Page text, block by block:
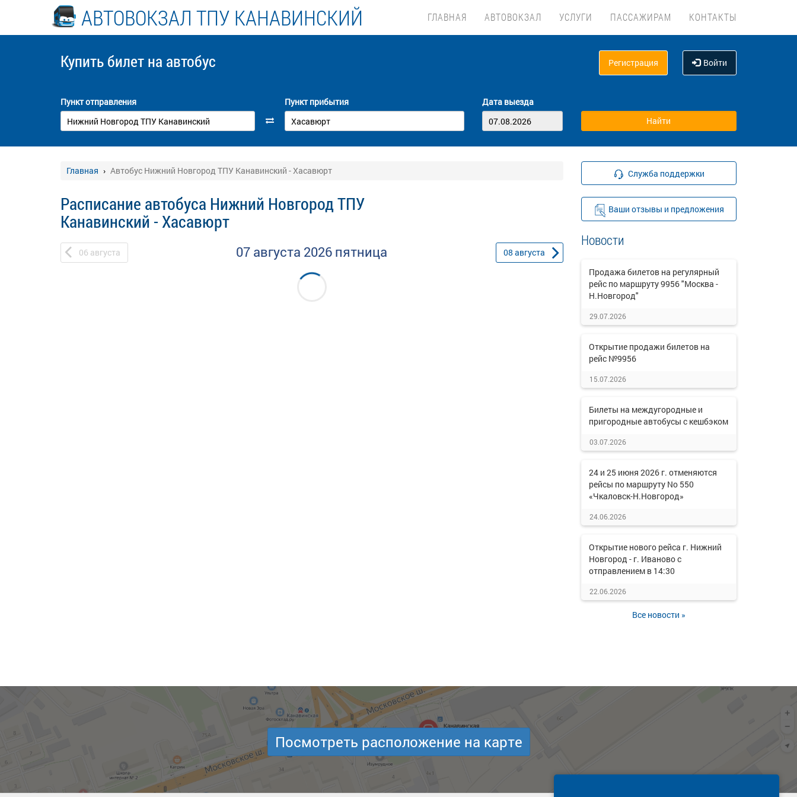
АВТОВОКЗАЛ ТПУ КАНАВИНСКИЙ ГЛАВНАЯ АВТОВОКЗАЛ УСЛУГИ ПАССАЖИРАМ КОНТАКТЫ
Купить билет на автобус Регистрация Войти
Пункт отправления Пункт прибытия Дата выезда
Главная Автобус Нижний Новгород ТПУ Канавинский - Хасавюрт
Расписание автобуса Нижний Новгород ТПУ
Канавинский - Хасавюрт
06 августа 07 августа 2026 пятница 08 августа
Служба поддержки
Ваши отзывы и предложения
Новости
Продажа билетов на регулярный
рейс по маршруту 9956 "Москва -
Н.Новгород"
29.07.2026
Открытие продажи билетов на
рейс №9956
15.07.2026
Билеты на междугородные и
пригородные автобусы с кешбэком
03.07.2026
24 и 25 июня 2026 г. отменяются
рейсы по маршруту No 550
«Чкаловск-Н.Новгород»
24.06.2026
Открытие нового рейса г. Нижний
Новгород - г. Иваново с
отправлением в 14:30
22.06.2026
Все новости »
Посмотреть расположение на карте